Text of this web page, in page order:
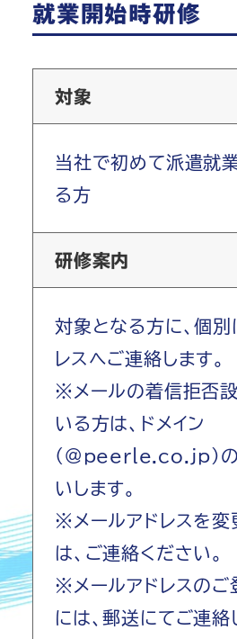
就業開始時研修
対象
当社で初めて派遣就
る方
研修案内
対象となる方に、個別
レスへご連絡します。
※メールの着信拒否
いる方は、ドメイン
(@peerle.co.jp)の
いします。
※メールアドレスを変
は、ご連絡ください。
※メールアドレスのご
には、郵送にてご連絡